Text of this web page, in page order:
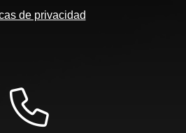
de privacidad